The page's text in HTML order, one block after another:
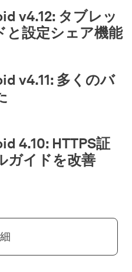
v4.12: タブレッ
と設定シェア機能
v4.11: 多くのバ
4.10: HTTPS証
ガイドを改善